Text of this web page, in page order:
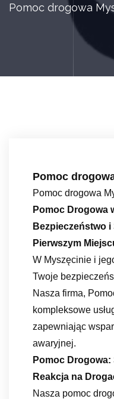
Pomoc drogowa
Pomoc
Pomoc drogowa
Pomoc Drogowa
Bezpieczeństwo
Pierwszym
W Myszęcinie i
Twoje
Nasza firma,
kompleksowe
zapewniając
awaryjnej.
Pomoc
Reakcja na
Nasza pomoc